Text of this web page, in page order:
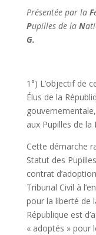
Présentée par la F
Pupilles de la N
G.
1°) L’objectif de
Élus de la
aux Pupilles de
Cette démarche
Statut des
contrat
Tribunal Civil à
pour la liberté de
République est
« adoptés » pour